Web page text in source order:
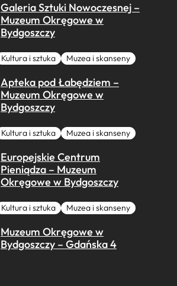
Galeria Sztuki Nowoczesnej –
Muzeum Okręgowe w
Bydgoszczy
Kultura i sztuka Muzea i skanseny
Apteka pod Łabędziem –
Muzeum Okręgowe w
Bydgoszczy
Kultura i sztuka Muzea i skanseny
Europejskie Centrum
Pieniądza – Muzeum
Okręgowe w Bydgoszczy
Kultura i sztuka Muzea i skanseny
Muzeum Okręgowe w
Bydgoszczy – Gdańska 4